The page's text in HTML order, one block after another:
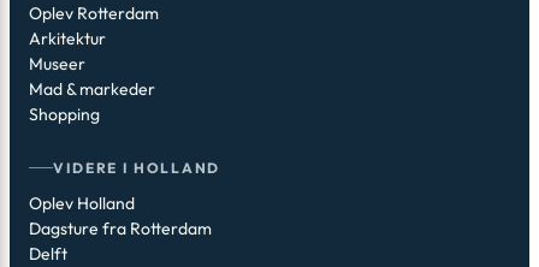
Oplev Rotterdam
Arkitektur
Museer
Mad & markeder
Shopping
VIDERE I HOLLAND
Oplev Holland
Dagsture fra Rotterdam
Delft